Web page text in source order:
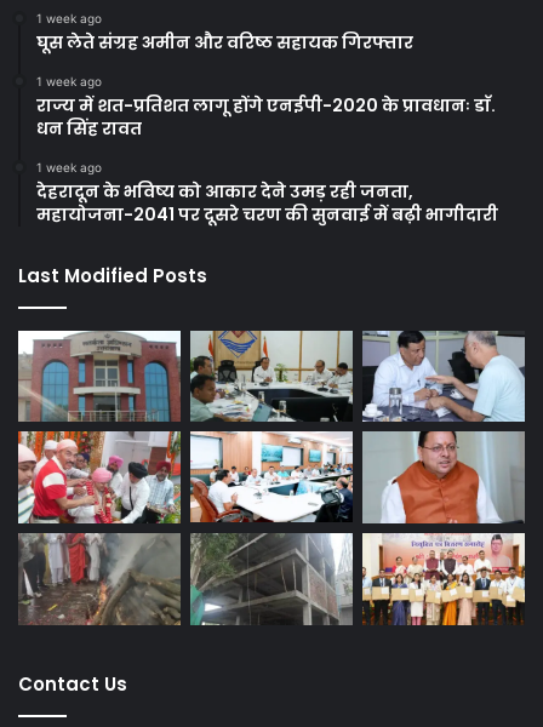
1 week ago
घूस लेते संग्रह अमीन और वरिष्ठ सहायक गिरफ्तार
1 week ago
राज्य में शत-प्रतिशत लागू होंगे एनईपी-2020 के प्रावधानः डाॅ.
धन सिंह रावत
1 week ago
देहरादून के भविष्य को आकार देने उमड़ रही जनता,
महायोजना-2041 पर दूसरे चरण की सुनवाई में बढ़ी भागीदारी
Last Modified Posts
Contact Us